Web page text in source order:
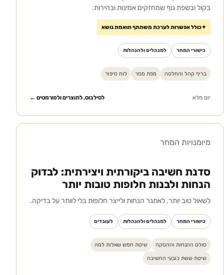
בקול ובשפת גוף שמחזקים אמינות ובהירות.
✦כולל אפשרות לערכת משתתף תואמת נושא
כישורי המחר למנהלים ולהנהלות
בריף קהל והחלטה מפת מסר לוח סיפור
יום מלא לסילבוס, לתוצרים ולפורמטים ←
מיומנויות המחר
סדנת חשיבה ביקורתית ויצירתית: לבדוק
הנחות ולבנות חלופות טובות יותר
לשאול טוב יותר, לאתגר הנחות ולייצר חלופות בלי לוותר על בדיקה.
כישורי המחר למנהלים ולהנהלות לעובדים
סולם ההנחות וההסקה שיטת חמש שאלות למה
שיטת ששת כובעי החשיבה